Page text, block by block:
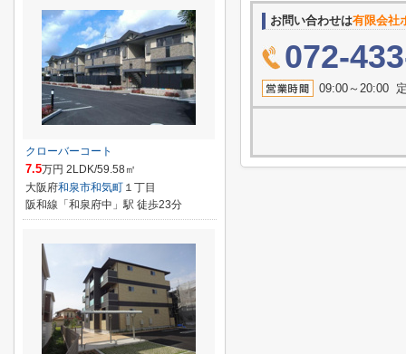
お問い合わせは有限会社
072-
09:00～20:00
クローバーコート
7.5万円 2LDK/59.58㎡
大阪府和泉市和気町 １丁目
阪和線「和泉府中」駅 徒歩23分